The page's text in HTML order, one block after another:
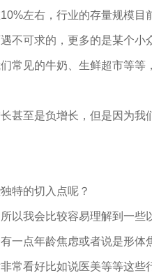
左右，行业的存量规模目
可求的，更多的是某个小
常见的牛奶、生鲜超市等
甚至是负增长，但是因为
特的切入点呢？
以我会比较容易理解到一
一点年龄焦虑或者说是形
常看好比如说医美等等这